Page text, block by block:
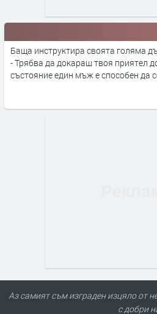
Баща инструктира своята голяма
- Трябва да докараш твоя приятел
състояние един мъж е способен да
Аз самият съм изграден изцяло от
с добри